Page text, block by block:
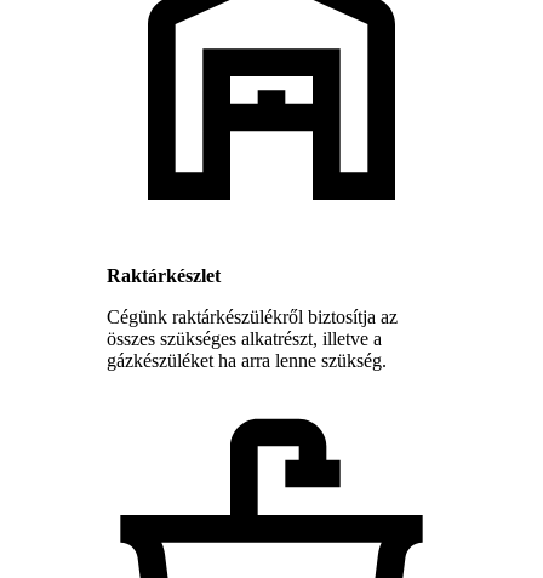
Raktárkészlet
Cégünk raktárkészülékről biztosítja az
összes szükséges alkatrészt, illetve a
gázkészüléket ha arra lenne szükség.